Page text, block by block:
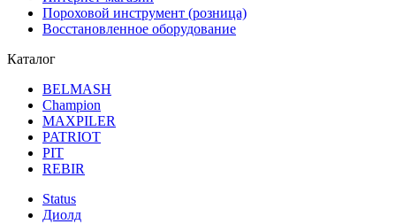
Пороховой инструмент (розница)
Восстановленное оборудование
Каталог
BELMASH
Champion
MAXPILER
PATRIOT
PIT
REBIR
Status
Диолд